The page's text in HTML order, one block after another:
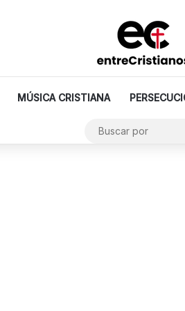
MÚSICA CRISTIANA